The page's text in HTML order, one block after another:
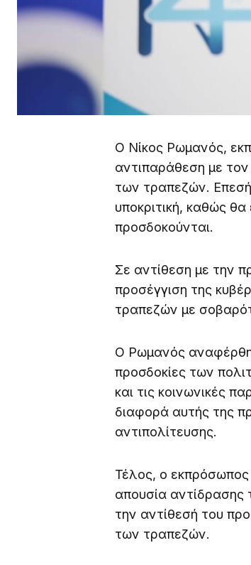
Ο Νίκος Ρωμανός,
αντιπαράθεση με
των τραπεζών.
υποκριτική, καθώς
προσδοκούνται.
Σε αντίθεση με την
προσέγγιση της
τραπεζών με
Ο Ρωμανός
προσδοκίες των
και τις κοινωνικές
διαφορά αυτής της
αντιπολίτευσης.
Τέλος, ο
απουσία
την αντίθεσή του
των τραπεζών.